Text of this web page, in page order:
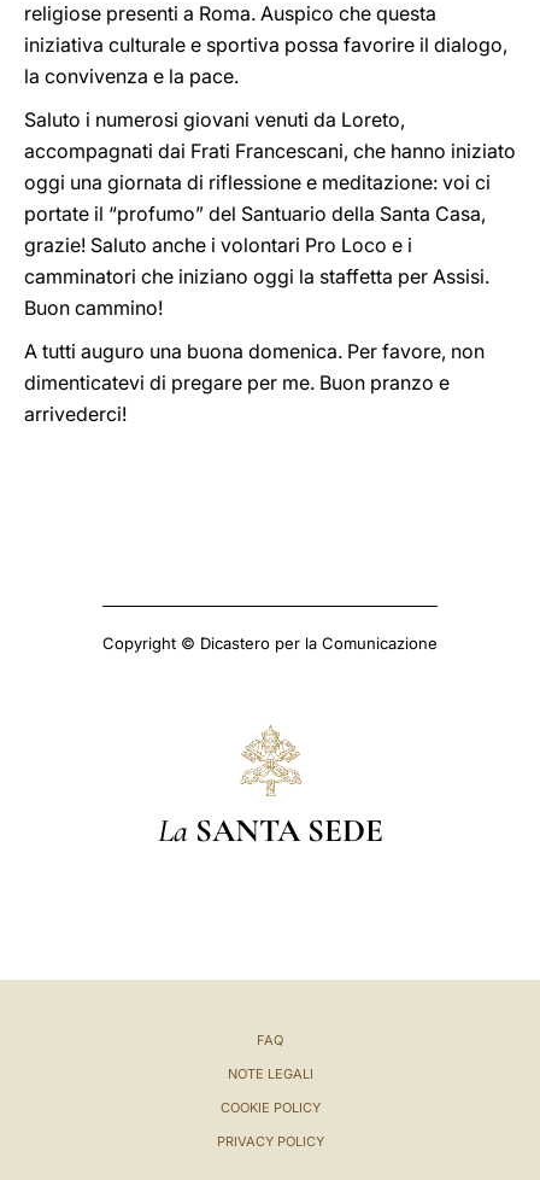
religiose presenti a Roma. Auspico che questa
iniziativa culturale e sportiva possa favorire il dialogo,
la convivenza e la pace.
Saluto i numerosi giovani venuti da Loreto,
accompagnati dai Frati Francescani, che hanno iniziato
oggi una giornata di riflessione e meditazione: voi ci
portate il “profumo” del Santuario della Santa Casa,
grazie! Saluto anche i volontari Pro Loco e i
camminatori che iniziano oggi la staffetta per Assisi.
Buon cammino!
A tutti auguro una buona domenica. Per favore, non
dimenticatevi di pregare per me. Buon pranzo e
arrivederci!
Copyright © Dicastero per la Comunicazione
La SANTA SEDE
FAQ
NOTE LEGALI
COOKIE POLICY
PRIVACY POLICY